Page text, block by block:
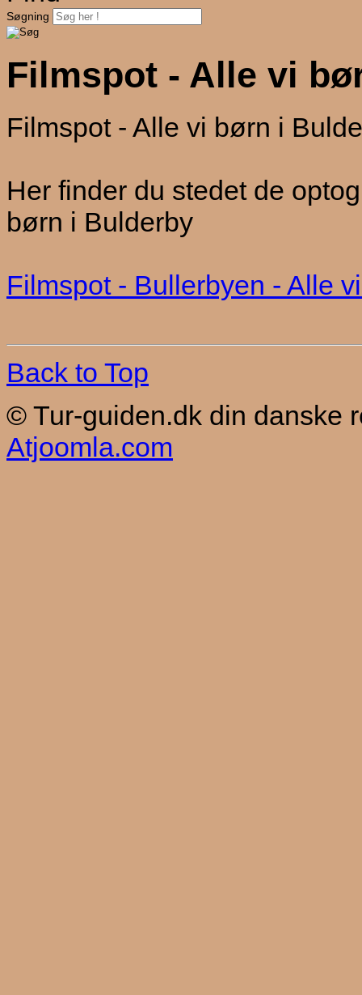
Søgning
Filmspot - Alle vi
Filmspot - Alle vi børn i
Her finder du stedet de
børn i Bulderby
Filmspot - Bullerbyen - Alle
Back to Top
© Tur-guiden.dk din danske
Atjoomla.com